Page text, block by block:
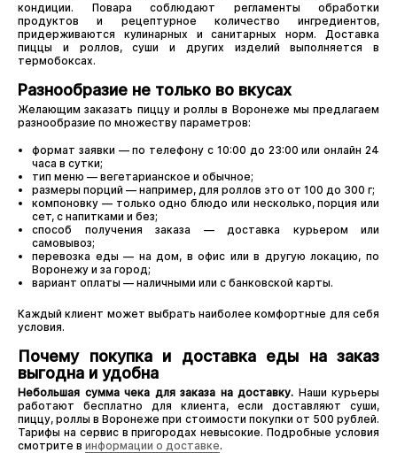
кондиции. Повара соблюдают регламенты обработки
продуктов и рецептурное количество ингредиентов,
придерживаются кулинарных и санитарных норм. Доставка
пиццы и роллов, суши и других изделий выполняется в
термобоксах.
Разнообразие не только во вкусах
Желающим заказать пиццу и роллы в Воронеже мы предлагаем
разнообразие по множеству параметров:
формат заявки — по телефону с 10:00 до 23:00 или онлайн 24
часа в сутки;
тип меню — вегетарианское и обычное;
размеры порций — например, для роллов это от 100 до 300 г;
компоновку — только одно блюдо или несколько, порция или
сет, с напитками и без;
способ получения заказа — доставка курьером или
самовывоз;
перевозка еды — на дом, в офис или в другую локацию, по
Воронежу и за город;
вариант оплаты — наличными или с банковской карты.
Каждый клиент может выбрать наиболее комфортные для себя
условия.
Почему покупка и доставка еды на заказ
выгодна и удобна
Небольшая сумма чека для заказа на доставку. Наши курьеры
работают бесплатно для клиента, если доставляют суши,
пиццу, роллы в Воронеже при стоимости покупки от 500 рублей.
Тарифы на сервис в пригородах невысокие. Подробные условия
смотрите в информации о доставке.